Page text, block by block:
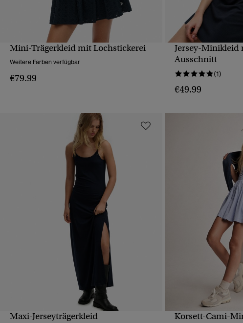
Mini-Trägerkleid mit Lochstickerei
Weitere Farben verfügbar
€79.99
Jersey-Minikleid
Ausschnitt
(1)
€49.99
Maxi-Jerseyträgerkleid Korsett-Cami-